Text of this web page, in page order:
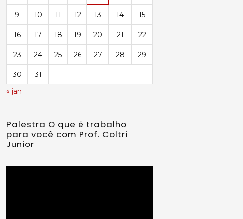
9 10 11 12 13 14 15
16 17 18 19 20 21 22
23 24 25 26 27 28 29
30
31
« jan
Palestra O que é trabalho
para você com Prof. Coltri
Junior